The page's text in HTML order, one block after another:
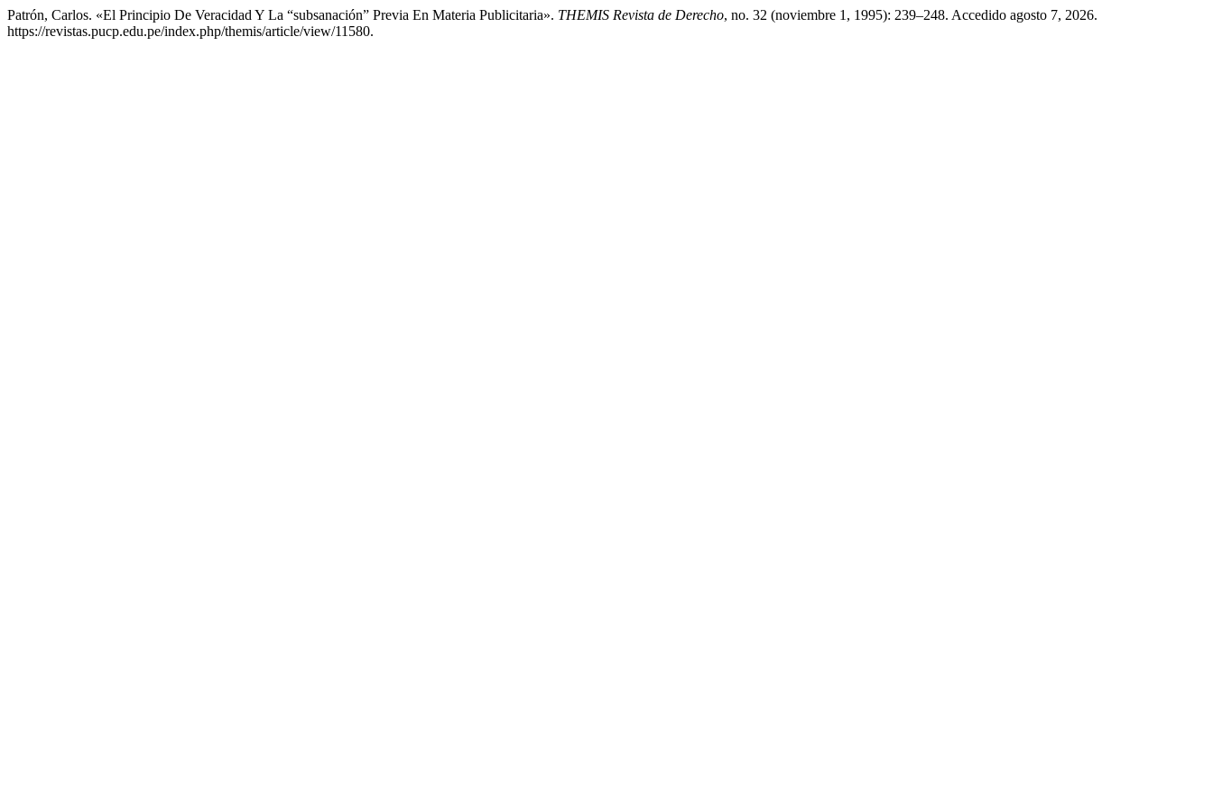
Patrón, Carlos. «El Principio De Veracidad Y La “subsanación” Previa En Materia Publicitaria». THEMIS Revista de Derecho, no. 32 (noviembre 1, 1995): 239–248. Accedido agosto 7, 2026.
https://revistas.pucp.edu.pe/index.php/themis/article/view/11580.